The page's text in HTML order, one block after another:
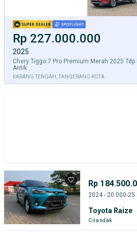
Rp 227.000.000
2025
Chery Tiggo 7 Pro Premium Merah 2025
Antik
KARANG TENGAH, TANGERANG KOTA
Rp
2024 - 20.000-
Toyota Raize
Cilandak